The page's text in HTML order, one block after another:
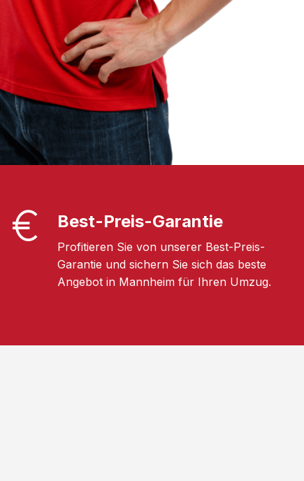
Best-Preis-Garantie
Profitieren Sie von unserer Best-Preis-
Garantie und sichern Sie sich das beste
Angebot in Mannheim für Ihren Umzug.